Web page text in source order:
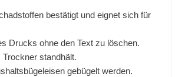
bestätigt und eignet sich für
Drucks ohne den Text zu löschen.
standhält.
gebügelt werden.